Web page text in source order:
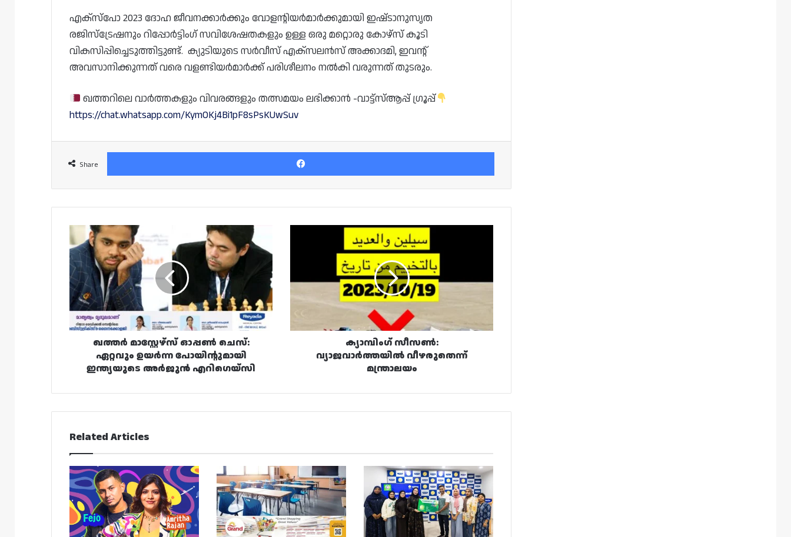
എക്‌സ്‌പോ 2023 ദോഹ ജീവനക്കാർക്കും വോളന്റിയർമാർക്കുമായി ഇഷ്‌ടാനുസൃത
രജിസ്‌ട്രേഷനും റിപ്പോർട്ടിംഗ് സവിശേഷതകളും ഉള്ള ഒരു മറ്റൊരു കോഴ്‌സ് കൂടി
വികസിപ്പിച്ചെടുത്തിട്ടുണ്ട്. ക്യുടിയുടെ സർവീസ് എക്സലൻസ് അക്കാദമി, ഇവന്റ്
അവസാനിക്കുന്നത് വരെ വളണ്ടിയർമാർക്ക് പരിശീലനം നൽകി വരുന്നത് തുടരും.
ഖത്തറിലെ വാർത്തകളും വിവരങ്ങളും തത്സമയം ലഭിക്കാൻ -വാട്ട്സ്ആപ്പ് ഗ്രൂപ്പ്
https://chat.whatsapp.com/KymOKj4Bi1pF8sPsKUwSuv
Share
Facebook
ഖത്തർ
മാസ്റ്റേഴ്സ്
ഓപ്പൺ
ചെസ്:
ഏറ്റവും
ഉയർന്ന
പോയിന്റുമായി
ഇന്ത്യയുടെ
അർജുൻ
എറിഗെയ്‌സി
ഖത്തർ മാസ്റ്റേഴ്സ് ഓപ്പൺ ചെസ്:
ഏറ്റവും ഉയർന്ന പോയിന്റുമായി
ഇന്ത്യയുടെ അർജുൻ എറിഗെയ്‌സി
വ്യാജവാർത്തയിൽ
മന്ത്രാലയം
ക്യാമ്പിംഗ് സീസൺ:
വ്യാജവാർത്തയിൽ വീഴരുതെന്ന്
മന്ത്രാലയം
Related Articles